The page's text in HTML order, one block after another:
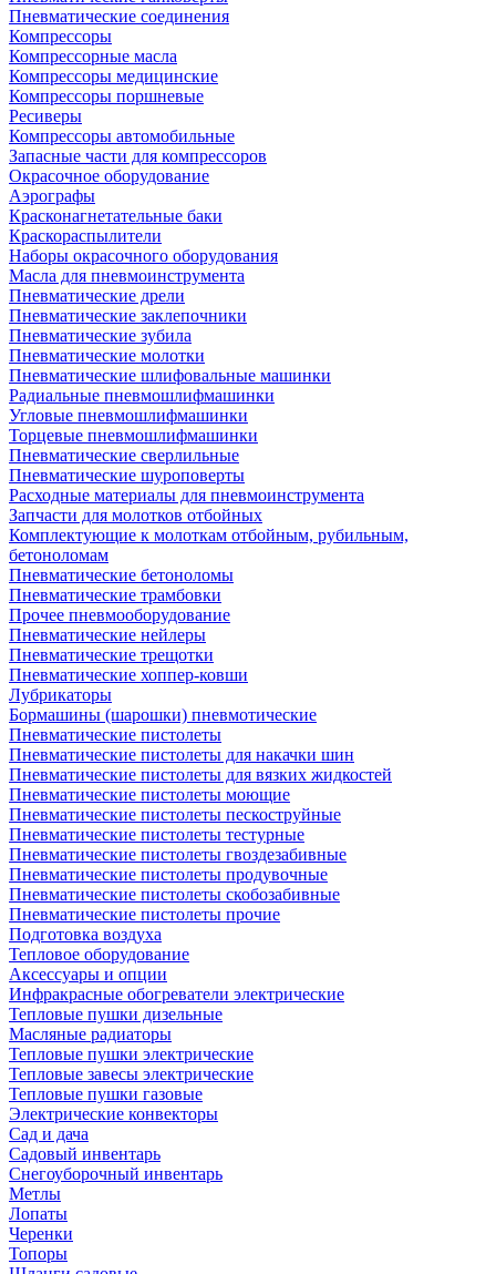
Пневматические соединения
Компрессоры
Компрессорные масла
Компрессоры медицинские
Компрессоры поршневые
Ресиверы
Компрессоры автомобильные
Запасные части для компрессоров
Окрасочное оборудование
Аэрографы
Красконагнетательные баки
Краскораспылители
Наборы окрасочного оборудования
Масла для пневмоинструмента
Пневматические дрели
Пневматические заклепочники
Пневматические зубила
Пневматические молотки
Пневматические шлифовальные машинки
Радиальные пневмошлифмашинки
Угловые пневмошлифмашинки
Торцевые пневмошлифмашинки
Пневматические сверлильные
Пневматические шуроповерты
Расходные материалы для пневмоинструмента
Запчасти для молотков отбойных
Комплектующие к молоткам отбойным, рубильным,
бетоноломам
Пневматические бетоноломы
Пневматические трамбовки
Прочее пневмооборудование
Пневматические нейлеры
Пневматические трещотки
Пневматические хоппер-ковши
Лубрикаторы
Бормашины (шарошки) пневмотические
Пневматические пистолеты
Пневматические пистолеты для накачки шин
Пневматические пистолеты для вязких жидкостей
Пневматические пистолеты моющие
Пневматические пистолеты пескоструйные
Пневматические пистолеты тестурные
Пневматические пистолеты гвоздезабивные
Пневматические пистолеты продувочные
Пневматические пистолеты скобозабивные
Пневматические пистолеты прочие
Подготовка воздуха
Тепловое оборудование
Аксессуары и опции
Инфракрасные обогреватели электрические
Тепловые пушки дизельные
Масляные радиаторы
Тепловые пушки электрические
Тепловые завесы электрические
Тепловые пушки газовые
Электрические конвекторы
Сад и дача
Садовый инвентарь
Снегоуборочный инвентарь
Метлы
Лопаты
Черенки
Топоры